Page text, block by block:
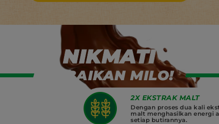
Nikmati Kebaikan Milo
NIKMATI
KEBAIKAN MILO!
2X EKSTRAK MALT
Dengan proses dua kali ekstrak
malt menghasilkan energi alami di
setiap butirannya.